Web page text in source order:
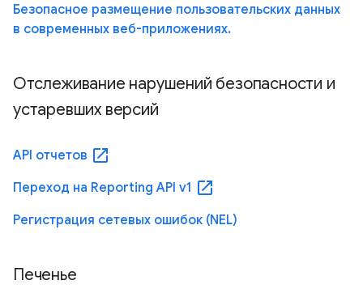
Безопасное размещение пользовательских данных
в современных веб-приложениях.
Отслеживание нарушений безопасности и
устаревших версий
API отчетов open_in_new
Переход на Reporting API v1 open_in_new
Регистрация сетевых ошибок (NEL)
Печенье